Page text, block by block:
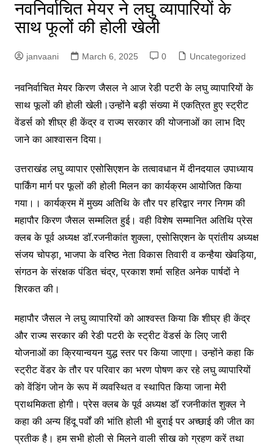
नवनिर्वाचित मेयर ने लघु व्यापारियों के
साथ फूलों की होली खेली
janvaani March 6, 2025 0 Uncategorized
नवनिर्वाचित मेयर किरण जैसल ने आज रेडी पटरी के लघु व्यापारियों के
साथ फूलों की होली खेली।उन्होंनेे बड़ी संख्या में एकत्रित हुए स्ट्रीट
वेंडर्स को शीघ्र ही केंद्र व राज्य सरकार की योजनाओं का लाभ दिए
जाने का आश्वासन दिया।
उत्तराखंड लघु व्यापार एसोसिएशन के तत्वावधान में दीनदयाल उपाध्याय
पार्किंग मार्ग पर फूलों की होली मिलन का कार्यक्रम आयोजित किया
गया।। कार्यक्रम में मुख्य अतिथि के तौर पर हरिद्वार नगर निगम की
महापौर किरण जैसल सम्मलित हुई। वही विशेष सम्मानित अतिथि प्रेस
क्लब के पूर्व अध्यक्ष डॉ.रजनीकांत शुक्ला, एसोसिएशन के प्रांतीय अध्यक्ष
संजय चोपड़ा, भाजपा के वरिष्ठ नेता विकास तिवारी व कन्हैया खेवड़िया,
संगठन के संरक्षक पंडित चंद्र, प्रकाश शर्मा सहित अनेक पार्षदों ने
शिरकत की।
महापौर जैसल ने लघु व्यापारियों को आश्वस्त किया कि शीघ्र ही केंद्र
और राज्य सरकार की रेडी पटरी के स्ट्रीट वेंडर्स के लिए जारी
योजनाओं का क्रियान्वयन युद्ध स्तर पर किया जाएगा। उन्होंने कहा कि
स्ट्रीट वेंडर के तौर पर परिवार का भरण पोषण कर रहे लघु व्यापारियों
को वेंडिंग जोन के रूप में व्यवस्थित व स्थापित किया जाना मेरी
प्राथमिकता होगी। प्रेस क्लब के पूर्व अध्यक्ष डॉ रजनीकांत शुक्ल ने
कहा की अन्य हिंदू पर्वों की भांति होली भी बुराई पर अच्छाई की जीत का
प्रतीक है। हम सभी होली से मिलने वाली सीख को ग्रहण करें तथा